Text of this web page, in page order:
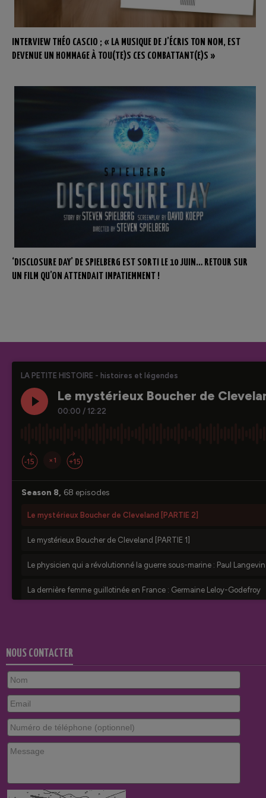
INTERVIEW THÉO CASCIO ; « LA MUSIQUE DE J’ÉCRIS TON NOM, EST
DEVENUE UN HOMMAGE À TOU(TE)S CES COMBATTANT(E)S »
‘DISCLOSURE DAY’ DE SPIELBERG EST SORTI LE 10 JUIN… RETOUR SUR
UN FILM QU’ON ATTENDAIT IMPATIEMMENT !
NOUS CONTACTER